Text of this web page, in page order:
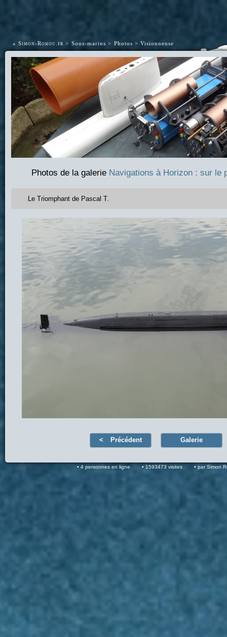
• Simon-Rohou.fr Sous-marins Photos Visionneuse
Photos de la galerie Navigations à Horizon : sur le
Le Triomphant de Pascal T.
Précédent Galerie
4 personnes en ligne 1593473 visites par Simon